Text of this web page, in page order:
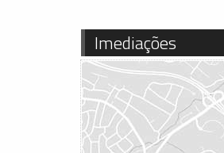
Imediações